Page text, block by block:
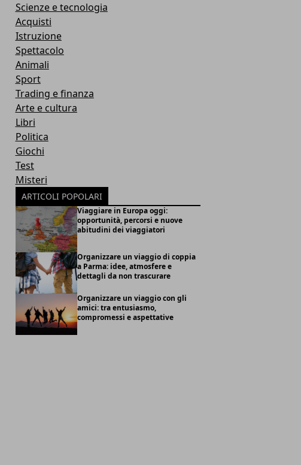
Scienze e tecnologia
Acquisti
Istruzione
Spettacolo
Animali
Sport
Trading e finanza
Arte e cultura
Libri
Politica
Giochi
Test
Misteri
ARTICOLI POPOLARI
Viaggiare in Europa oggi:
opportunità, percorsi e nuove
abitudini dei viaggiatori
Organizzare un viaggio di coppia
a Parma: idee, atmosfere e
dettagli da non trascurare
Organizzare un viaggio con gli
amici: tra entusiasmo,
compromessi e aspettative